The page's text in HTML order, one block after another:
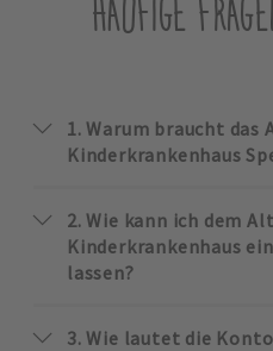
HÄUFIGE
1. Warum braucht das
Kinderkrankenhaus
2. Wie kann ich dem
Kinderkrankenhaus
lassen?
3. Wie lautet die